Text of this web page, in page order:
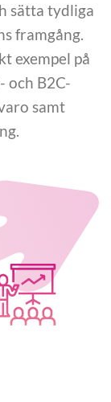
sätta tydliga
framgång.
exempel på
och B2C-
samt